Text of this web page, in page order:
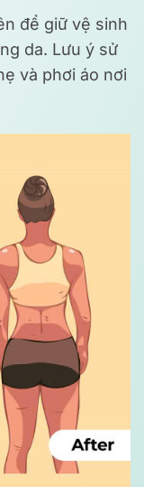
để giữ vệ sinh
da. Lưu ý sử
và phơi áo nơi